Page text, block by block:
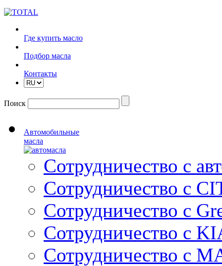
Где купить масло
Подбор масла
Контакты
Поиск
Автомобильные
масла
Сотрудничество с
Сотрудничество с
Сотрудничество с
Сотрудничество с
Сотрудничество с